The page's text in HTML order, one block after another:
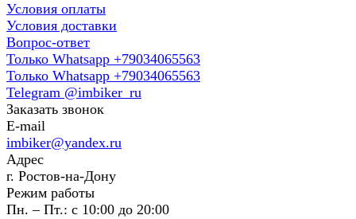
Условия оплаты
Условия доставки
Вопрос-ответ
Только Whatsapp +79034065563
Только Whatsapp +79034065563
Telegram @imbiker_ru
Заказать звонок
E-mail
imbiker@yandex.ru
Адрес
г. Ростов-на-Дону
Режим работы
Пн. – Пт.: с 10:00 до 20:00